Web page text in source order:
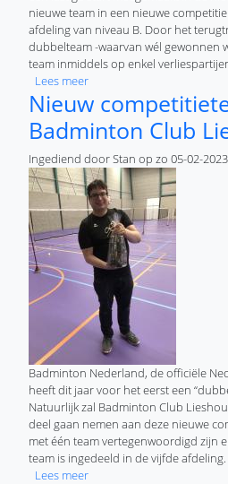
nieuwe team in een nieuwe
afdeling van niveau B. Door het
dubbelteam -waarvan wél gewonnen
team inmiddels op enkel
Lees meerover Dubbelteam
Nieuw
Badminton Club
Ingediend doorStan op zo 05-02-
Badminton Nederland, de officiële
heeft dit jaar voor het eerst een
Natuurlijk zal Badminton Club
deel gaan nemen aan deze nieuwe
met één team vertegenwoordigd zijn
team is ingedeeld in de vijfde afdeling.
Lees meerover Nieuw